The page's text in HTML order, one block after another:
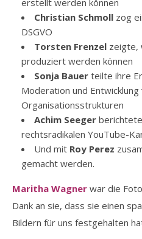
erstellt werden können
Christian Schmoll zog
DSGVO
Torsten Frenzel zeigte,
produziert werden können
Sonja Bauer teilte ihre
Moderation und
Organisationsstrukturen
Achim Seeger
rechtsradikalen YouTube-
Und mit Roy Perez
gemacht werden.
Maritha Wagner war die
Dank an sie, dass sie einen
Bildern für uns festgehalten